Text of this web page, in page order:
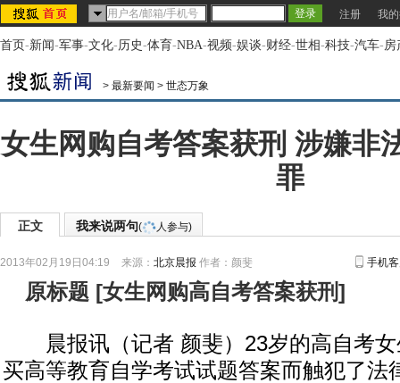
注册 我
首页-新闻-军事-文化-历史-体育-NBA-视频-娱谈-财经-世相-科技-汽车-房
> 最新要闻 > 世态万象
女生网购自考答案获刑 涉嫌非
罪
正文 我来说两句( 人参与)
2013年02月19日04:19 来源： 北京晨报 作者：颜斐 手机
原标题 [女生网购高自考答案获刑]
晨报讯（记者 颜斐）23岁的高自考女
买高等教育自学考试试题答案而触犯了法